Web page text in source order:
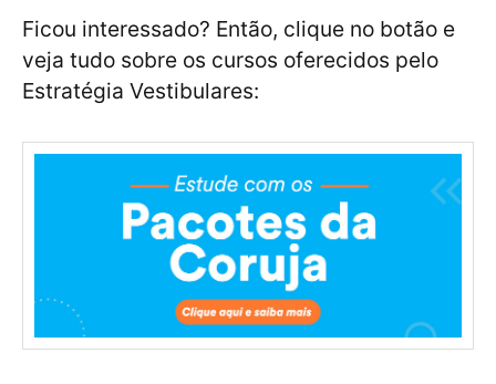
Ficou interessado? Então, clique no botão e
veja tudo sobre os cursos oferecidos pelo
Estratégia Vestibulares: